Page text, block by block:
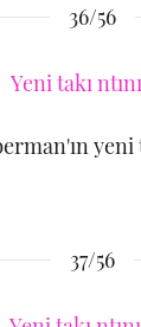
36/56
yeni
37/56